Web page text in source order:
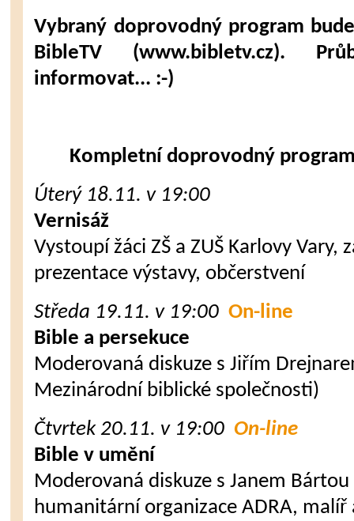
Vybraný doprovodný program
BibleTV (www.bibletv.cz).
informovat... :-)
Kompletní doprovodný
Úterý 18.11. v 19:00
Vernisáž
Vystoupí žáci ZŠ a ZUŠ Karlovy Vary,
prezentace výstavy, občerstvení
Středa 19.11. v 19:00 On-line
Bible a persekuce
Moderovaná diskuze s Jiřím
Mezinárodní biblické společnosti)
Čtvrtek 20.11. v 19:00On-line
Bible v umění
Moderovaná diskuze s Janem
humanitární organizace ADRA,